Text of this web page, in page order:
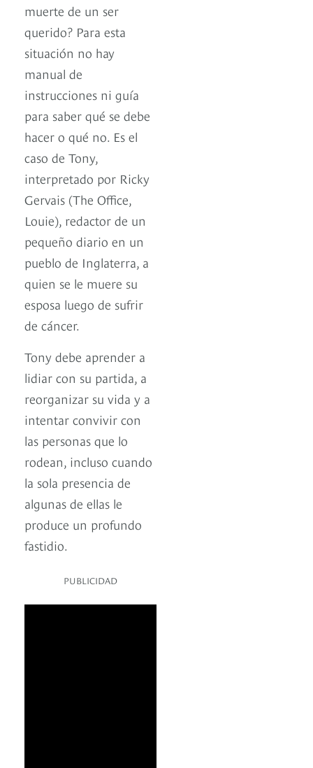
muerte de un ser
querido? Para esta
situación no hay
manual de
instrucciones ni guía
para saber qué se debe
hacer o qué no. Es el
caso de Tony,
interpretado por Ricky
Gervais (The Office,
Louie), redactor de un
pequeño diario en un
pueblo de Inglaterra, a
quien se le muere su
esposa luego de sufrir
de cáncer.
Tony debe aprender a
lidiar con su partida, a
reorganizar su vida y a
intentar convivir con
las personas que lo
rodean, incluso cuando
la sola presencia de
algunas de ellas le
produce un profundo
fastidio.
PUBLICIDAD